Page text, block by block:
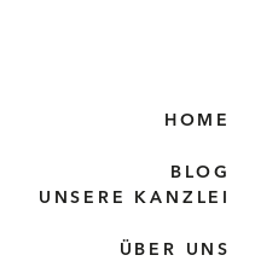
HOME
BLOG
UNSERE KANZLEI
ÜBER UNS